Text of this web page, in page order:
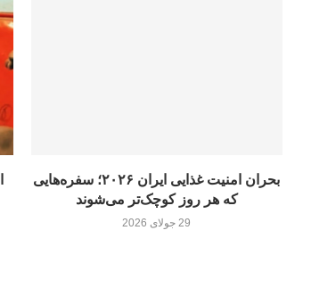
بحران امنیت غذایی ایران ۲۰۲۶؛ سفره‌هایی
که هر روز کوچک‌تر می‌شوند
29 جولای 2026